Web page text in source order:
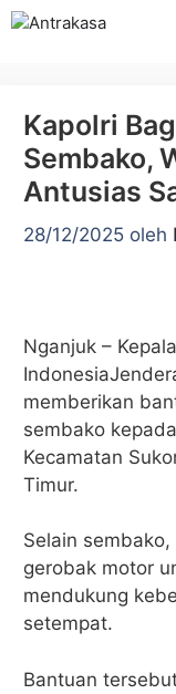
Langsung
Kapolri
Sembako,
Antusias
28/12/2025 oleh
Nganjuk –
memberikan
sembako
Kecamatan
Timur.
Selain
gerobak motor
mendukung
setempat.
Bantuan